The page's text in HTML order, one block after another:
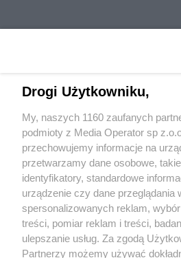
Hotel Sudetia w
Wydawca mediów lokalnych
Nie zapomnij
zapoznać się z:
polityką prywatności regulamin
Twojemiasto
Drogi Użytkowniku,
My, naszych 1160 zaufanych
podmioty z Media Operator sp
przechowujemy informacje na
przetwarzamy dane osobowe,
identyfikatory, standardowe
urządzenie czy dane przeglądania
spersonalizowanych reklam,
treści, pomiar reklam i treści,
ulepszanie usług. Za zgodą
Partnerzy możemy używać